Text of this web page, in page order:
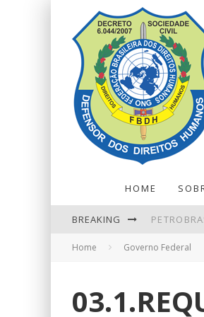
HOME
BREAKING
PIX
Home Governo Federal